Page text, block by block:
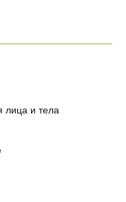
лица и тела